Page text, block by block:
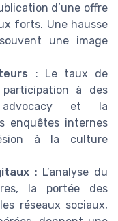
d’une offre
forts. Une hausse
une image
: Le taux de
à des
advocacy et la
enquêtes internes
à la culture
: L’analyse du
la portée des
réseaux sociaux,